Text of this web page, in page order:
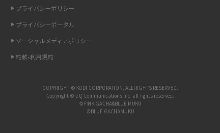
6Gとはどんな通信技術？Beyond 5Gや実用化の課題などを解説
方法を解説
UQ WiMAXの評判は？特徴やメリット・デメリットを口コミと併せて紹介
アップロードが遅い原因とは？起こり得る問題と解決方法を解説
プライバシーポリシー
プライバシーポータル
ソーシャルメディアポリシー
約款•利用規約
COPYRIGHT © KDDI CORPORATION, ALL RIGHTS RESERVED.
Copyright © UQ Communications Inc. all rights reserved.
©PINK GACHA&BLUE MUKU
©BLUE GACHAMUKU